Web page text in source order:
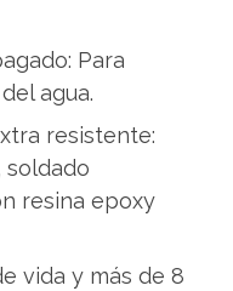
Para
agua.
resistente:
soldado
resina epoxy
vida y más de 8